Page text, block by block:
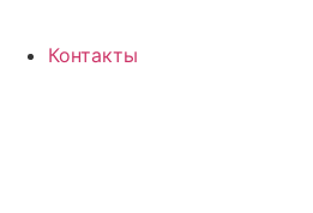
Контакты